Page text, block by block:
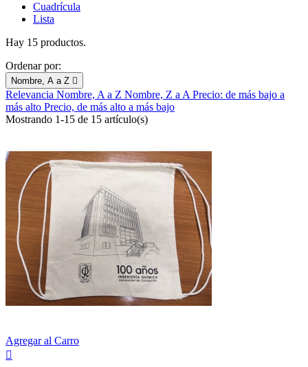
Cuadrícula
Lista
Hay 15 productos.
Ordenar por:
Nombre, A a Z 
Relevancia Nombre, A a Z Nombre, Z a A Precio: de más bajo a
más alto Precio, de más alto a más bajo
Mostrando 1-15 de 15 artículo(s)
Agregar al Carro
